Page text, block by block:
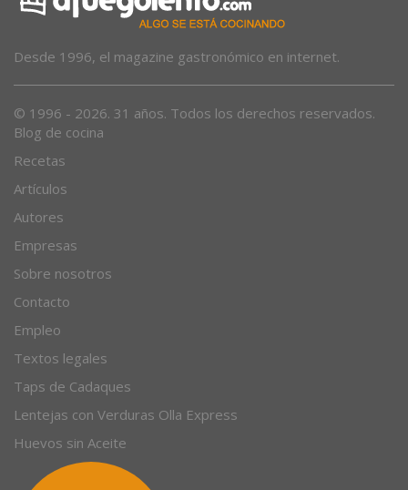
Desde 1996, el magazine gastronómico en internet.
© 1996 - 2026. 31 años. Todos los derechos reservados.
Blog de cocina
Recetas
Artículos
Autores
Empresas
Sobre nosotros
Contacto
Empleo
Textos legales
Taps de Cadaques
Lentejas con Verduras Olla Express
Huevos sin Aceite